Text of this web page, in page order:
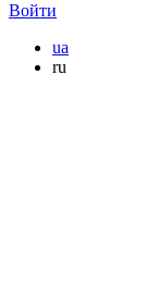
Войти
ua
ru